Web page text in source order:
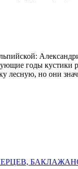
годы кустики
лесную, но они